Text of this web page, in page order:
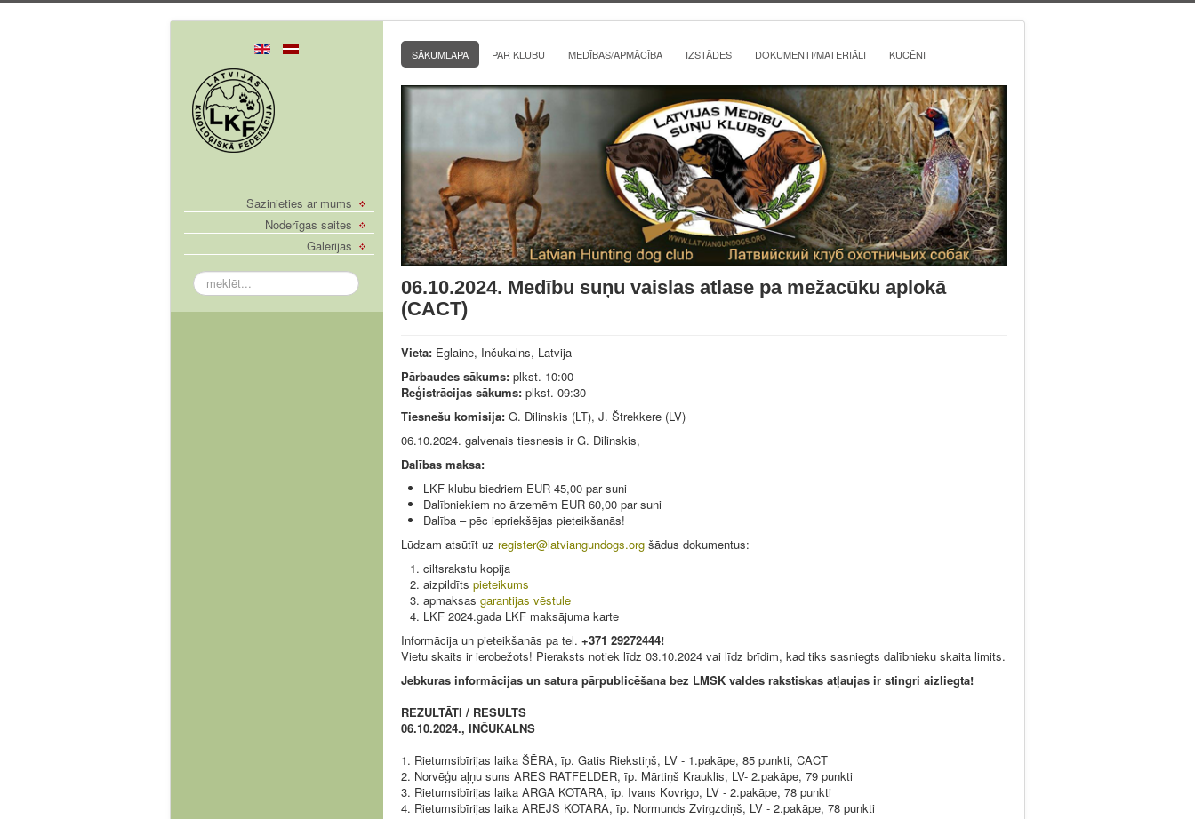
Sazinieties ar mums
Noderīgas saites
Galerijas
meklēt...
SĀKUMLAPA PAR KLUBU MEDĪBAS/APMĀCĪBA IZSTĀDES DOKUMENTI/MATERIĀLI KUCĒNI
06.10.2024. Medību suņu vaislas atlase pa mežacūku aplokā
(CACT)
Vieta:Eglaine, Inčukalns, Latvija
Pārbaudes sākums:plkst. 10:00
Reģistrācijas sākums:plkst. 09:30
Tiesnešu komisija:G. Dilinskis (LT), J. Štrekkere (LV)
06.10.2024. galvenais tiesnesis ir G. Dilinskis,
Dalības maksa:
LKF klubu biedriem EUR 45,00 par suni
Dalībniekiem no ārzemēm EUR 60,00 par suni
Dalība – pēc iepriekšējas pieteikšanās!
Lūdzam atsūtīt uz register@latviangundogs.orgšādus dokumentus:
ciltsrakstu kopija
aizpildīts pieteikums
apmaksas garantijas vēstule
LKF 2024.gada LKF maksājuma karte
Informācija un pieteikšanās pa tel. +371 29272444!
Vietu skaits ir ierobežots! Pieraksts notiek līdz 03.10.2024 vai līdz brīdim, kad tiks sasniegts dalībnieku skaita limits.
Jebkuras informācijas un satura pārpublicēšana bez LMSK valdes rakstiskas atļaujas ir stingri aizliegta!
REZULTĀTI / RESULTS
06.10.2024., INČUKALNS
1. Rietumsibīrijas laika ŠĒRA, īp. Gatis Riekstiņš, LV - 1.pakāpe, 85 punkti, CACT
2. Norvēģu aļņu suns ARES RATFELDER, īp. Mārtiņš Krauklis, LV- 2.pakāpe, 79 punkti
3. Rietumsibīrijas laika ARGA KOTARA, īp. Ivans Kovrigo, LV - 2.pakāpe, 78 punkti
4. Rietumsibīrijas laika AREJS KOTARA, īp. Normunds Zvirgzdiņš, LV - 2.pakāpe, 78 punkti